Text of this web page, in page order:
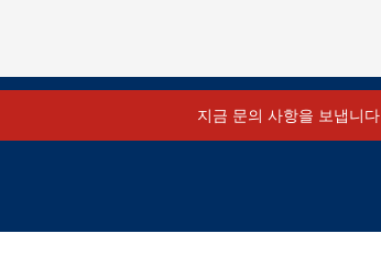
지금 문의 사항을 보냅니다